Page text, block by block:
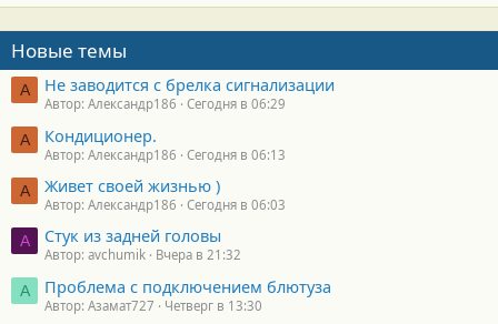
Новые темы
А Не заводится с брелка сигнализации
Автор: Александр186 Сегодня в 06:29
А Кондиционер.
Автор: Александр186 Сегодня в 06:13
А Живет своей жизнью )
Автор: Александр186 Сегодня в 06:03
A Стук из задней головы
Автор: avchumik Вчера в 21:32
А Проблема с подключением блютуза
Автор: Азамат727 Четверг в 13:30